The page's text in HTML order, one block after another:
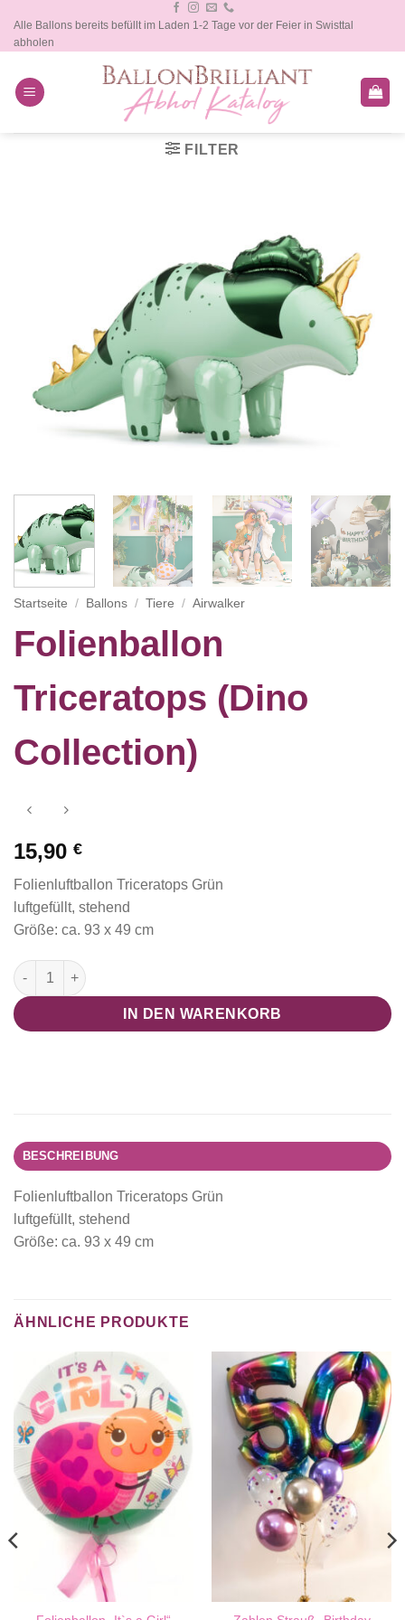
Inhalt
springen
Alle Ballons bereits befüllt im Laden 1-2 Tage vor der Feier in Swisttal
abholen
FILTER
Startseite / Ballons / Tiere / Airwalker
Folienballon
Triceratops (Dino
Collection)
15,90 €
Folienluftballon Triceratops Grün
luftgefüllt, stehend
Größe: ca. 93 x 49 cm
Folienballon Triceratops (Dino Collection) Menge
IN DEN WARENKORB
BESCHREIBUNG
Folienluftballon Triceratops Grün
luftgefüllt, stehend
Größe: ca. 93 x 49 cm
ÄHNLICHE PRODUKTE